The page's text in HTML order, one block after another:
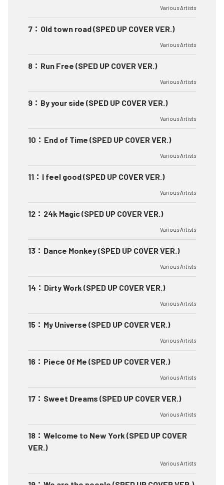
Various Artists
7 ： Old town road (SPED UP COVER VER.)
Various Artists
8 ： Run Free (SPED UP COVER VER.)
Various Artists
9 ： By your side (SPED UP COVER VER.)
Various Artists
10 ： End of Time (SPED UP COVER VER.)
Various Artists
11 ： I feel good (SPED UP COVER VER.)
Various Artists
12 ： 24k Magic (SPED UP COVER VER.)
Various Artists
13 ： Dance Monkey (SPED UP COVER VER.)
Various Artists
14 ： Dirty Work (SPED UP COVER VER.)
Various Artists
15 ： My Universe (SPED UP COVER VER.)
Various Artists
16 ： Piece Of Me (SPED UP COVER VER.)
Various Artists
17 ： Sweet Dreams (SPED UP COVER VER.)
Various Artists
18 ： Welcome to New York (SPED UP COVER
VER.)
Various Artists